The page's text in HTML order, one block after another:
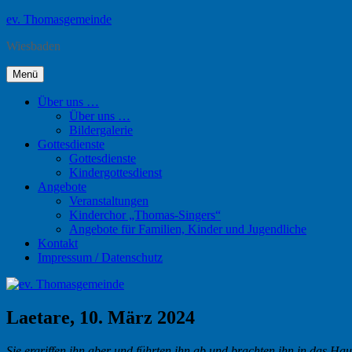
Zum
springen
ev. Thomasgemeinde
Wiesbaden
Menü
Über uns …
Über uns …
Bildergalerie
Gottesdienste
Gottesdienste
Kindergottesdienst
Angebote
Veranstaltungen
Kinderchor „Thomas-Singers“
Angebote für Familien, Kinder und Jugendliche
Kontakt
Impressum / Datenschutz
Laetare, 10. März 2024